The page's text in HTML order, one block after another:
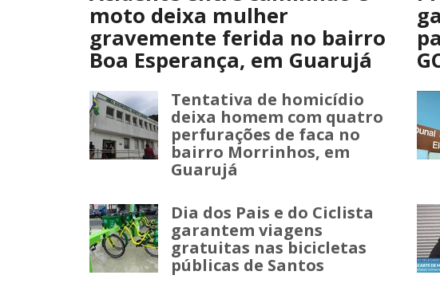
moto deixa mulher
gravemente ferida no bairro
Boa Esperança, em Guarujá
Tentativa de homicídio
deixa homem com quatro
perfurações de faca no
bairro Morrinhos, em
Guarujá
Dia dos Pais e do Ciclista
garantem viagens
gratuitas nas bicicletas
públicas de Santos